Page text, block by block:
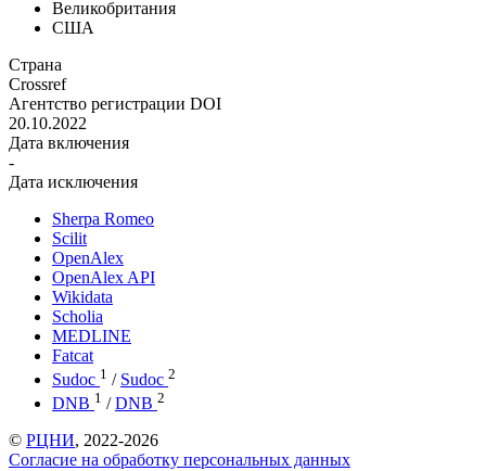
Великобритания
США
Страна
Crossref
Агентство регистрации DOI
20.10.2022
Дата включения
-
Дата исключения
Sherpa Romeo
Scilit
OpenAlex
OpenAlex API
Wikidata
Scholia
MEDLINE
Fatcat
Sudoc 1 / Sudoc 2
DNB 1 / DNB 2
© РЦНИ, 2022-2026
Согласие на обработку персональных данных